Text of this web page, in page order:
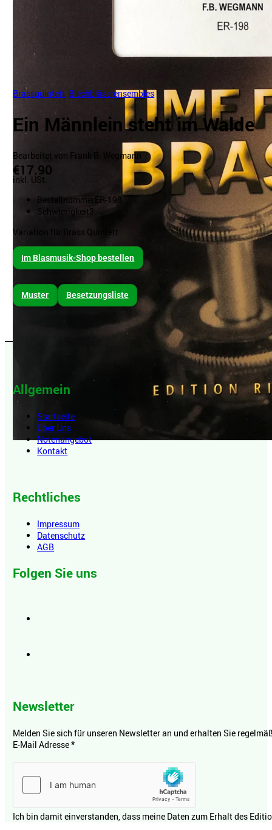
Brassquintett Blechbläserensembles
Ein Männlein steht im Walde
Bearbeitet von Frank B. Wegmann
€17.90
inkl. USt.
Bestellnummer ER-198
Schwierigkeit3
Variation für Brass Quintett
Im Blasmusik-Shop bestellen
Muster Besetzungsliste
Allgemein
Startseite
Über Uns
Notenangebot
Kontakt
Rechtliches
Impressum
Datenschutz
AGB
Folgen Sie uns
Newsletter
Melden Sie sich für unseren Newsletter an und erhalten Sie
E-Mail Adresse*
Ich bin damit einverstanden, dass meine Daten zum Erhalt des